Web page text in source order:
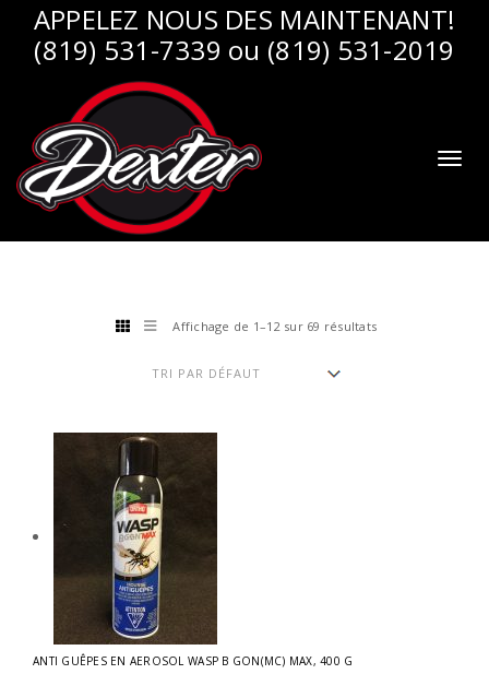
APPELEZ NOUS DES MAINTENANT!
(819) 531-7339 ou (819) 531-2019
Toggle
Affichage de 1–12 sur 69 résultats
ANTI GUÊPES EN AEROSOL WASP B GON(MC) MAX, 400 G